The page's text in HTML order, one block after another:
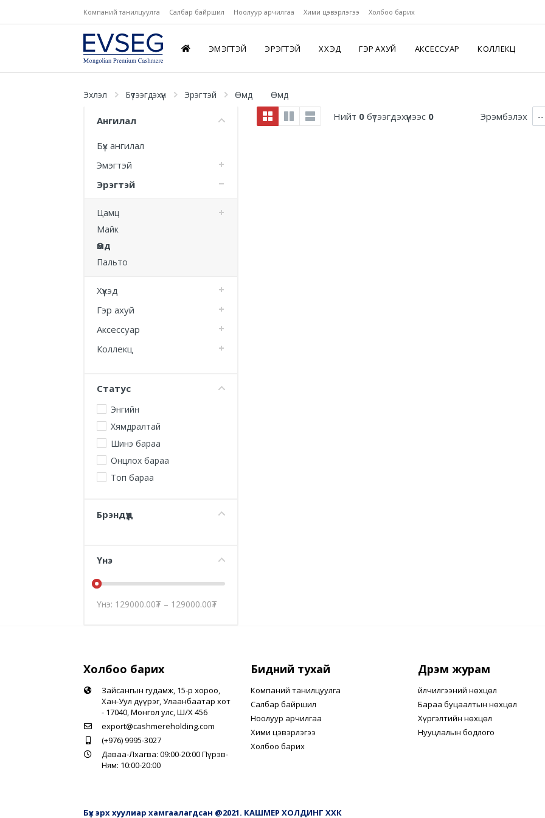
Компаний танилцуулга Салбар байршил Ноолуур арчилгаа Хими цэвэрлэгээ Холбоо барих
ЭМЭГТЭЙ ЭРЭГТЭЙ ХҮҮХЭД ГЭР АХУЙ АКСЕССУАР КОЛЛЕКЦ
Эхлэл Бүтээгдэхүүн Эрэгтэй Өмд Өмд
Ангилал
Бүх ангилал
Эмэгтэй
Эрэгтэй
Цамц
Майк
Өмд
Пальто
Хүүхэд
Гэр ахуй
Аксессуар
Коллекц
Статус
Энгийн
Хямдралтай
Шинэ бараа
Онцлох бараа
Топ бараа
Брэндүүд
Үнэ
Үнэ: 129000.00₮ – 129000.00₮
Нийт 0 бүтээгдэхүүнээс 0 Эрэмбэлэх
Холбоо барих
Зайсангын гудамж, 15-р хороо,
Хан-Уул дүүрэг, Улаанбаатар хот
- 17040, Монгол улс, Ш/Х 456
export@cashmereholding.com
(+976) 9995-3027
Даваа-Лхагва: 09:00-20:00 Пүрэв-
Ням: 10:00-20:00
Бидний тухай
Компаний танилцуулга
Салбар байршил
Ноолуур арчилгаа
Хими цэвэрлэгээ
Холбоо барих
Дүрэм журам
Үйлчилгээний нөхцөл
Бараа буцаалтын нөхцөл
Хүргэлтийн нөхцөл
Нууцлалын бодлого
Бүх эрх хуулиар хамгаалагдсан @2021. КАШМЕР ХОЛДИНГ ХХК